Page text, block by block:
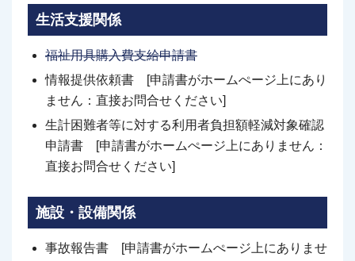
生活支援関係
福祉用具購入費支給申請書
情報提供依頼書 [申請書がホームぺージ上にあり
ません：直接お問合せください]
生計困難者等に対する利用者負担額軽減対象確認
申請書 [申請書がホームぺージ上にありません：
直接お問合せください]
施設・設備関係
事故報告書 [申請書がホームぺージ上にありませ